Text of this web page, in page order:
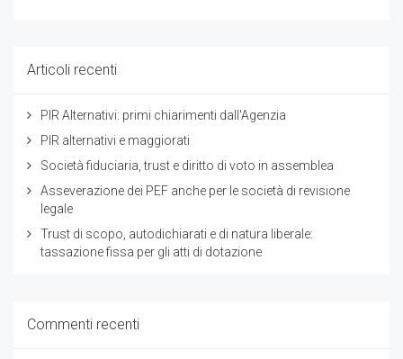
Articoli recenti
PIR Alternativi: primi chiarimenti dall'Agenzia
PIR alternativi e maggiorati
Società fiduciaria, trust e diritto di voto in assemblea
Asseverazione dei PEF anche per le società di revisione
legale
Trust di scopo, autodichiarati e di natura liberale:
tassazione fissa per gli atti di dotazione
Commenti recenti